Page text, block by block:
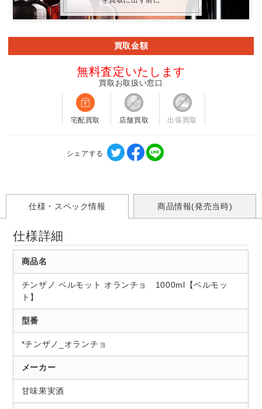
買取金額
無料査定いたします
買取お取扱い窓口
宅配買取 店舗買取 出張買取
シェアする
仕様・スペック情報 商品情報(発売当時)
仕様詳細
商品名
チンザノ ベルモット オランチョ 1000ml【ベルモッ
ト】
型番
*チンザノ_オランチョ
メーカー
甘味果実酒